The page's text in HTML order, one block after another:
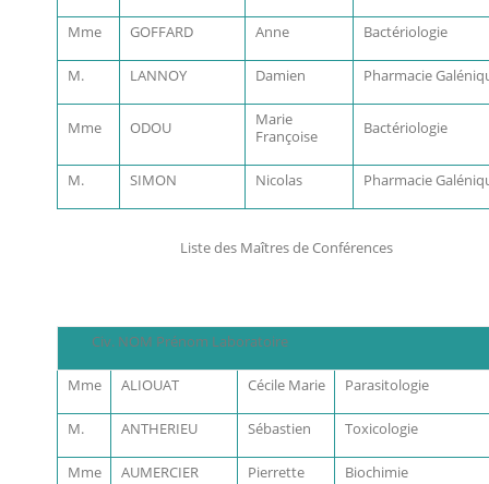
Mme GOFFARD Anne Bactériologie
M. LANNOY Damien Pharmacie
Mme ODOU
Marie
Françoise
Bactériologie
M. SIMON Nicolas Pharmacie
Liste des Maîtres de Conférences
Civ. NOM Prénom Laboratoire
Mme ALIOUAT Cécile Marie Parasitologie
M. ANTHERIEU Sébastien Toxicologie
Mme AUMERCIER Pierrette Biochimie